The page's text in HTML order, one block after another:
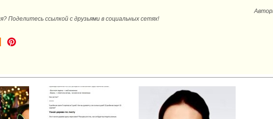
Поделитесь ссылкой с друзьями в социальных сетях!